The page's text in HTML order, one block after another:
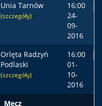
Unia Tarnów
(szczegóły)
16:00
24-
09-
2016
Orlęta Radzyń
Podlaski
(szczegóły)
16:00
01-
10-
2016
Mecz